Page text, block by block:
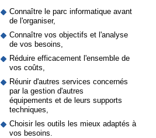
Connaître le parc informatique avant
de l'organiser,
Connaître vos objectifs et l'analyse
de vos besoins,
Réduire efficacement l'ensemble de
vos coûts,
Réunir d'autres services concernés
par la gestion d'autres
équipements et de leurs supports
techniques,
Choisir les outils les mieux adaptés à
vos besoins.